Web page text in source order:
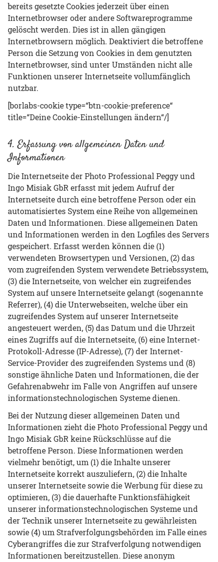
bereits gesetzte Cookies jederzeit über einen
Internetbrowser oder andere Softwareprogramme
gelöscht werden. Dies ist in allen gängigen
Internetbrowsern möglich. Deaktiviert die betroffene
Person die Setzung von Cookies in dem genutzten
Internetbrowser, sind unter Umständen nicht alle
Funktionen unserer Internetseite vollumfänglich
nutzbar.
[borlabs-cookie type=“btn-cookie-preference“
title=“Deine Cookie-Einstellungen ändern“/]
4. Erfassung von allgemeinen Daten und
Informationen
Die Internetseite der Photo Professional Peggy und
Ingo Misiak GbR erfasst mit jedem Aufruf der
Internetseite durch eine betroffene Person oder ein
automatisiertes System eine Reihe von allgemeinen
Daten und Informationen. Diese allgemeinen Daten
und Informationen werden in den Logfiles des Servers
gespeichert. Erfasst werden können die (1)
verwendeten Browsertypen und Versionen, (2) das
vom zugreifenden System verwendete Betriebssystem,
(3) die Internetseite, von welcher ein zugreifendes
System auf unsere Internetseite gelangt (sogenannte
Referrer), (4) die Unterwebseiten, welche über ein
zugreifendes System auf unserer Internetseite
angesteuert werden, (5) das Datum und die Uhrzeit
eines Zugriffs auf die Internetseite, (6) eine Internet-
Protokoll-Adresse (IP-Adresse), (7) der Internet-
Service-Provider des zugreifenden Systems und (8)
sonstige ähnliche Daten und Informationen, die der
Gefahrenabwehr im Falle von Angriffen auf unsere
informationstechnologischen Systeme dienen.
Bei der Nutzung dieser allgemeinen Daten und
Informationen zieht die Photo Professional Peggy und
Ingo Misiak GbR keine Rückschlüsse auf die
betroffene Person. Diese Informationen werden
vielmehr benötigt, um (1) die Inhalte unserer
Internetseite korrekt auszuliefern, (2) die Inhalte
unserer Internetseite sowie die Werbung für diese zu
optimieren, (3) die dauerhafte Funktionsfähigkeit
unserer informationstechnologischen Systeme und
der Technik unserer Internetseite zu gewährleisten
sowie (4) um Strafverfolgungsbehörden im Falle eines
Cyberangriffes die zur Strafverfolgung notwendigen
Informationen bereitzustellen. Diese anonym